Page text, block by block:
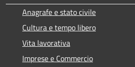
Anagrafe e stato civile
Cultura e tempo libero
Vita lavorativa
Imprese e Commercio